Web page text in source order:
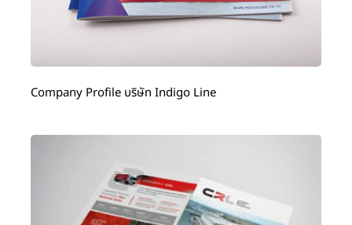
Company Profile บริษัท Indigo Line